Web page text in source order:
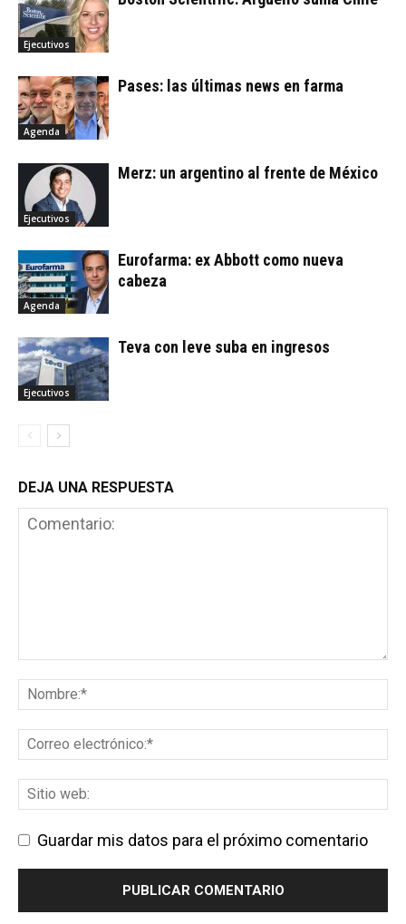
Ejecutivos
Agenda
Pases: las últimas news en farma
Ejecutivos
Merz: un argentino al frente de México
Agenda
Eurofarma: ex Abbott como nueva
cabeza
Ejecutivos
Teva con leve suba en ingresos
DEJA UNA RESPUESTA
Guardar mis datos para el próximo comentario